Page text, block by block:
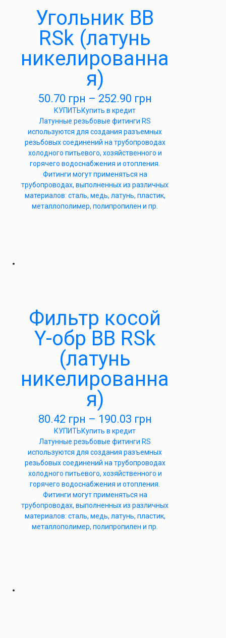
Угольник ВВ
RSk (латунь
никелированна
я)
50.70 грн – 252.90 грн
КУПИТЬКупить в кредит
Латунные резьбовые фитинги RS
используются для создания разъемных
резьбовых соединений на трубопроводах
холодного питьевого, хозяйственного и
горячего водоснабжения и отопления.
Фитинги могут применяться на
трубопроводах, выполненных из различных
материалов: сталь, медь, латунь, пластик,
металлополимер, полипропилен и пр.
Фильтр косой
Y-обр ВВ RSk
(латунь
никелированна
я)
80.42 грн – 190.03 грн
КУПИТЬКупить в кредит
Латунные резьбовые фитинги RS
используются для создания разъемных
резьбовых соединений на трубопроводах
холодного питьевого, хозяйственного и
горячего водоснабжения и отопления.
Фитинги могут применяться на
трубопроводах, выполненных из различных
материалов: сталь, медь, латунь, пластик,
металлополимер, полипропилен и пр.